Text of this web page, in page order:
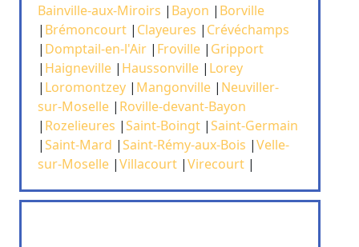
Bainville-aux-Miroirs | Bayon | Borville
| Brémoncourt | Clayeures | Crévéchamps
| Domptail-en-l'Air | Froville | Gripport
| Haigneville | Haussonville | Lorey
| Loromontzey | Mangonville | Neuviller-
sur-Moselle | Roville-devant-Bayon
| Rozelieures |Saint-Boingt |Saint-Germain
|Saint-Mard |Saint-Rémy-aux-Bois |Velle-
sur-Moselle |Villacourt |Virecourt |